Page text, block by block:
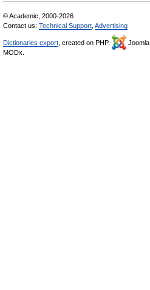
© Academic, 2000-2026
Contact us: Technical Support Advertising
Dictionaries export , created on PHP, Joomla,
MODx.